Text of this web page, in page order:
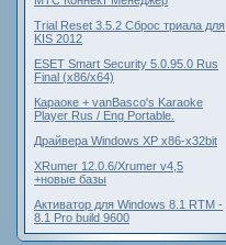
Trial Reset 3.5.2 Сброс триала для
KIS 2012
ESET Smart Security 5.0.95.0 Rus
Final (x86/x64)
Караоке + vanBasco's Karaoke
Player Rus / Eng Portable.
Драйвера Windows XP x86-x32bit
XRumer 12.0.6/Xrumer v4,5
+новые базы
Активатор для Windows 8.1 RTM -
8.1 Pro build 9600